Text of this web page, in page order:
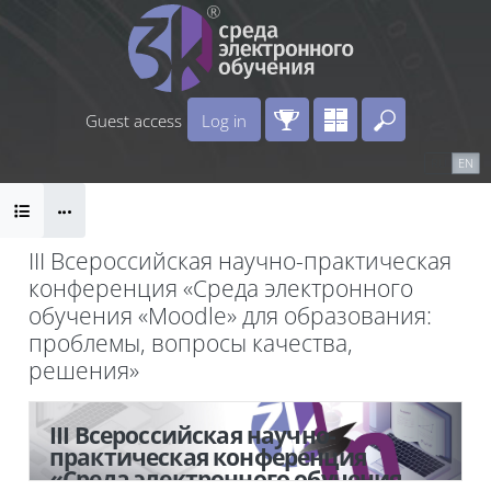
Skip to main content
Enter
Guest access
Log in
EN
Blocks
III Всероссийская научно-практическая
конференция «Среда электронного
обучения «Moodle» для образования:
проблемы, вопросы качества,
решения»
Blocks
III Всероссийская научно-
практическая конференция
«Среда электронного обучения